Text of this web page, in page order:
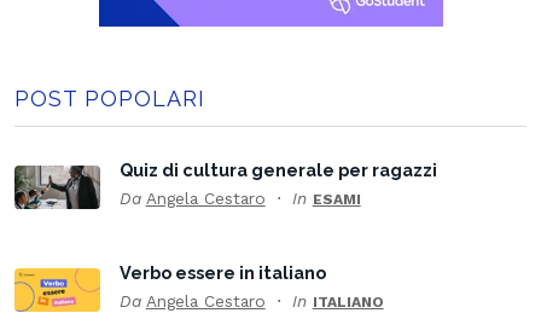
POST POPOLARI
Quiz di cultura generale per ragazzi
Da Angela Cestaro In ESAMI
Verbo essere in italiano
Da Angela Cestaro In ITALIANO